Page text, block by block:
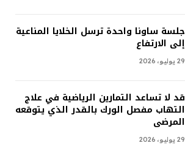
جلسة ساونا واحدة ترسل الخلايا المناعية
إلى الارتفاع
29 يوليو، 2026
قد لا تساعد التمارين الرياضية في علاج
التهاب مفصل الورك بالقدر الذي يتوقعه
المرضى
29 يوليو، 2026